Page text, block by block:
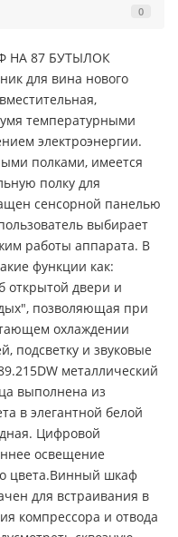
0
87 БУТЫЛОК
для вина нового
температурными
электроэнергии.
полками, имеется
полку для
сенсорной панелью
выбирает
работы аппарата. В
функции как:
открытой двери и
позволяющая при
охлаждении
подсветку и звуковые
металлический
выполнена из
в элегантной белой
Цифровой
освещение
цвета.Винный шкаф
для встраивания в
компрессора и отвода